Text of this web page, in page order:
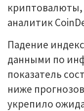
аналитик
Падение
данными по
показатель
ниже
укрепило